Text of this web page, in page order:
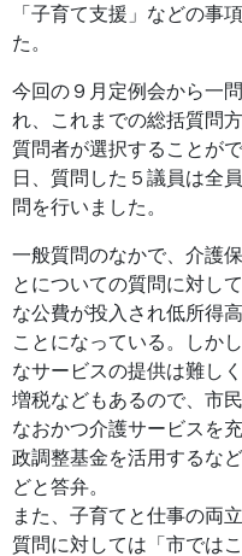
「子育て支援」などの事
た。
今回の９月定例会から一
れ、これまでの総括質問
質問者が選択することが
日、質問した５議員は全
問を行いました。
一般質問のなかで、介護
とについての質問に対し
な公費が投入され低所得
ことになっている。しか
なサービスの提供は難し
増税などもあるので、市
なおかつ介護サービスを
政調整基金を活用するな
どと答弁。
また、子育てと仕事の両
質問に対しては「市では